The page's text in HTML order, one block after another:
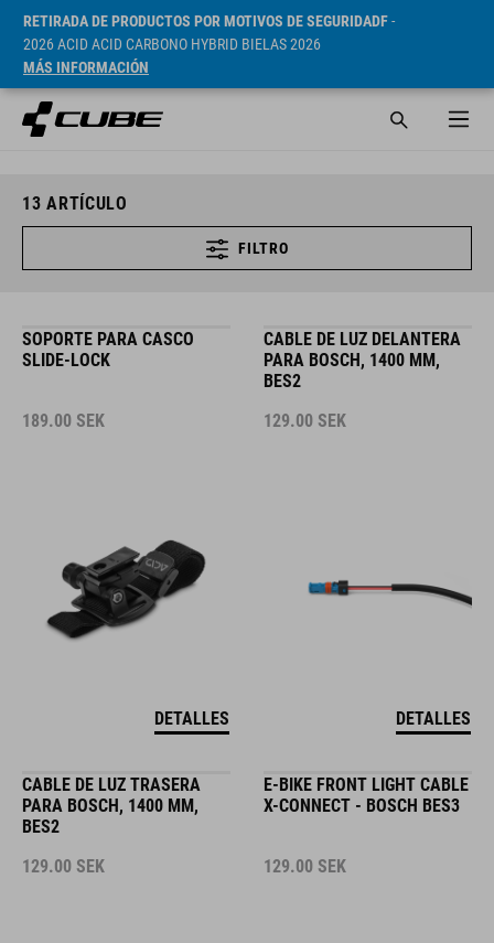
RETIRADA DE PRODUCTOS POR MOTIVOS DE SEGURIDADF-
2026 ACID ACID CARBONO HYBRID BIELAS 2026
MÁS INFORMACIÓN
13 ARTÍCULO
FILTRO
SOPORTE PARA CASCO
SLIDE-LOCK
189.00 SEK
DETALLES
CABLE DE LUZ DELANTERA
PARA BOSCH, 1400 MM,
BES2
129.00 SEK
DETALLES
CABLE DE LUZ TRASERA
PARA BOSCH, 1400 MM,
BES2
129.00 SEK
E-BIKE FRONT LIGHT CABLE
X-CONNECT - BOSCH BES3
129.00 SEK